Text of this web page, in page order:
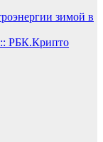
зимой в
:: РБК.Крипто